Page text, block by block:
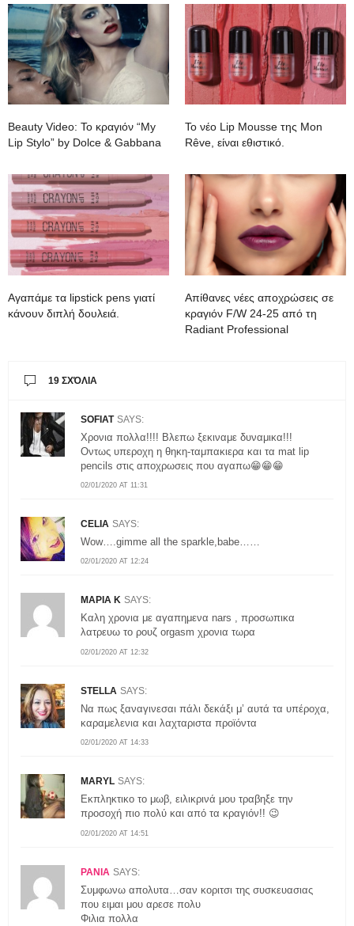
Beauty Video: To κραγιόν “My
Lip Stylo” by Dolce & Gabbana
To νέο Lip Mousse της Mon
Rêve, είναι εθιστικό.
Αγαπάμε τα lipstick pens γιατί
κάνουν διπλή δουλειά.
Απίθανες νέες αποχρώσεις σε
κραγιόν F/W 24-25 από τη
Radiant Professional
19 ΣΧΌΛΙΑ
SOFIAT SAYS:
02/01/2020 AT 11:31
Χρονια πολλα!!!! Βλεπω ξεκιναμε δυναμικα!!!
Οντως υπεροχη η θηκη-ταμπακιερα και τα mat lip
pencils στις αποχρωσεις που αγαπω😁😁😁
CELIA SAYS:
02/01/2020 AT 12:24
Wow….gimme all the sparkle,babe……
ΜΑΡΙΑ Κ SAYS:
02/01/2020 AT 12:32
Καλη χρονια με αγαπημενα nars , προσωπικα
λατρευω το ρουζ orgasm χρονια τωρα
STELLA SAYS:
02/01/2020 AT 14:33
Να πως ξαναγινεσαι πάλι δεκάξι μ’ αυτά τα υπέροχα,
καραμελενια και λαχταριστα προϊόντα
MARYL SAYS:
02/01/2020 AT 14:51
Εκπληκτικο το μωβ, ειλικρινά μου τραβηξε την
προσοχή πιο πολύ και από τα κραγιόν!! 😉
ΡΑΝΙΑ SAYS:
Συμφωνω απολυτα…σαν κοριτσι της συσκευασιας
που ειμαι μου αρεσε πολυ
Φιλια πολλα